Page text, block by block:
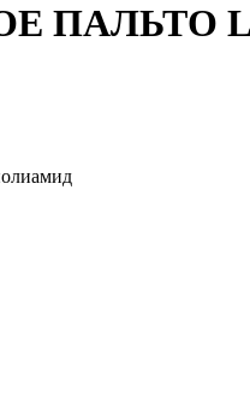
ПАЛЬТО